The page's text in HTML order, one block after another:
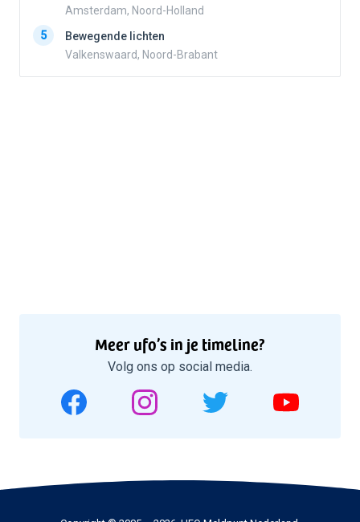
Amsterdam, Noord-Holland
5
Bewegende lichten
Valkenswaard, Noord-Brabant
Meer ufo’s in je timeline?
Volg ons op social media.